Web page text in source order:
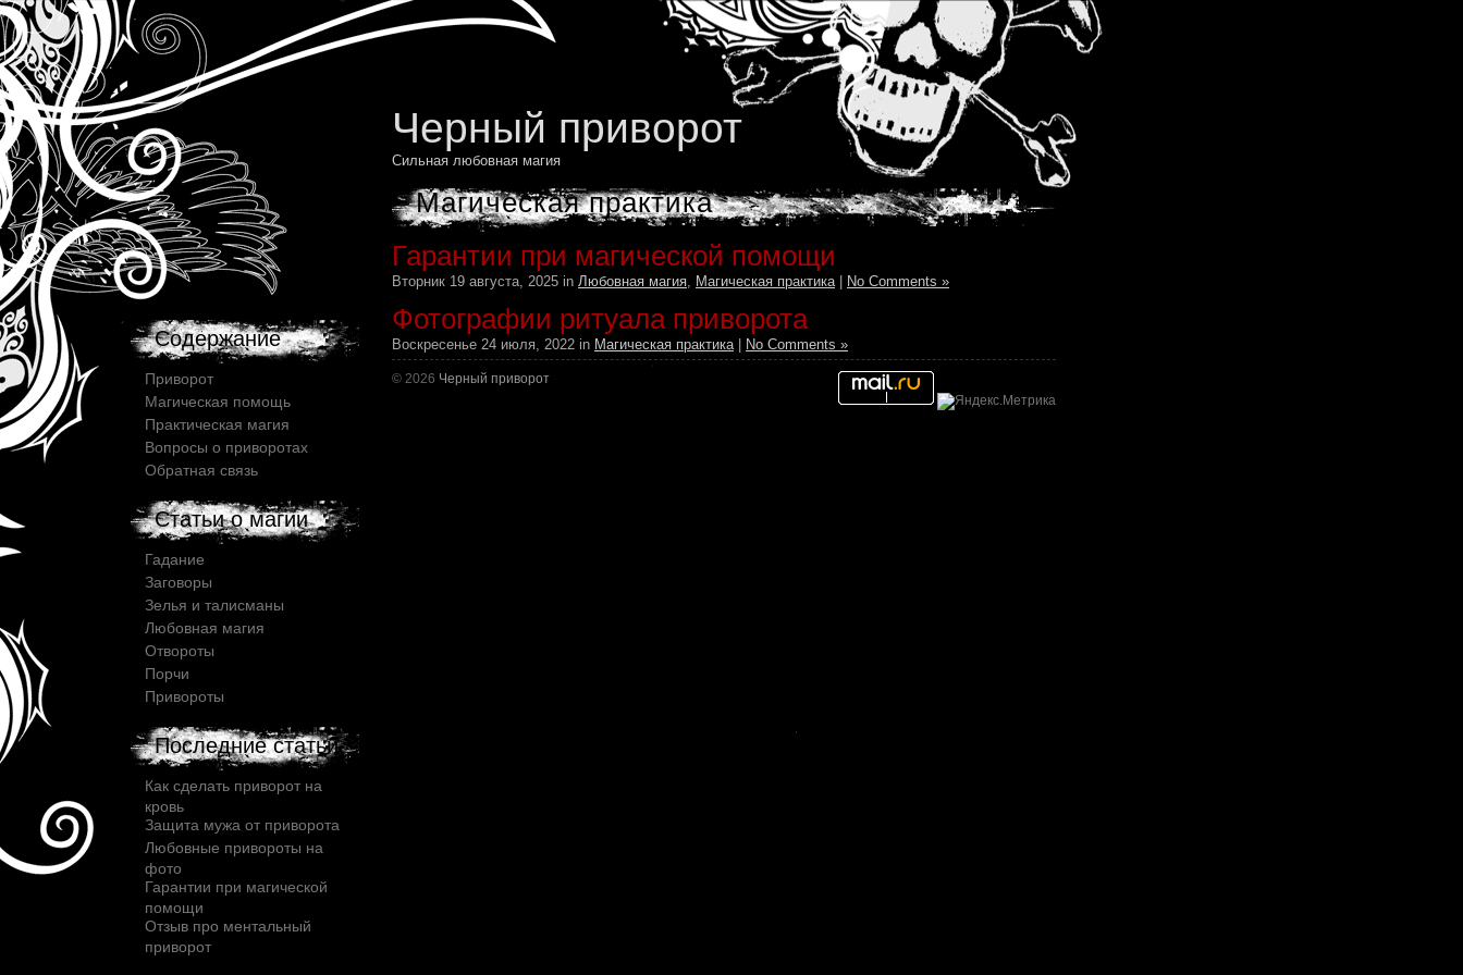
Черный приворот
Сильная любовная магия
Магическая практика
Гарантии при магической помощи
Вторник 19 августа, 2025 in Любовная магия Магическая практика | No Comments »
Фотографии ритуала приворота
Воскресенье 24 июля, 2022 in Магическая практика | No Comments »
© 2026 Черный приворот
Содержание
Приворот
Магическая помощь
Практическая магия
Вопросы о приворотах
Обратная связь
Статьи о магии
Гадание
Заговоры
Зелья и талисманы
Любовная магия
Отвороты
Порчи
Привороты
Последние статьи
Как сделать приворот на
кровь
Защита мужа от приворота
Любовные привороты на
фото
Гарантии при магической
помощи
Отзыв про ментальный
приворот